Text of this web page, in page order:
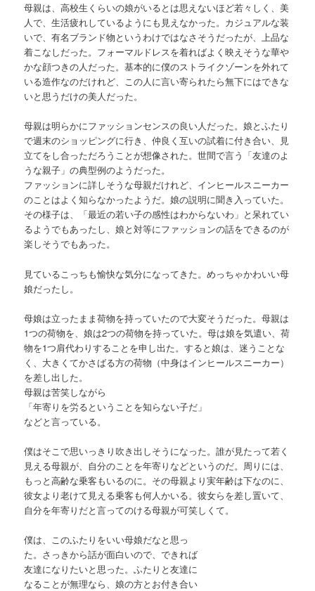
母親は、高校生くらいの娘がいるとは思えないほど若々しく、美
人で、生活疲れしているようにも見えなかった。カジュアルな装
いで、有名ブランド物というわけではなさそうだったが、上品な
着こなしだった。フォーマルドレスを着ればよく映えそうな華や
かな顔つきの人だった。基本的に僕のストライクゾーンを外れて
いる造作なのだけれど、この人に言い寄られたら無下にはできな
いと思うだけの美人だった。
母親は明らかにファッションセンスの良い人だった。娘とふたり
で週末のショッピングに行き、仲良く互いの試着に付き合い、見
立てをし合っただろうことが想像された。世間で言う「友達のよ
うな親子」の典型例のようだった。
ファッションに詳しそうな母親だけれど、インヒールスニーカー
のことはよく知らなかったようだ。娘の説明に聞き入っていた。
その様子は、「最近の若い子の感性はわからないわ」と呆れてい
るようでもあったし、娘と対等にファッションの話をできるのが
楽しそうでもあった。
見ているこっちも愉快な気分になってきた。めっちゃかわいい母
娘だったし。
母娘は立ったまま荷物を持っていたので大変そうだった。母親は
1つの荷物を、娘は2つの荷物を持っていた。母は娘を気遣い、荷
物を1つ肩代わりすることを申し出た。すると娘は、迷うことな
く、大きくてかさばる方の荷物（中身はインヒールスニーカー）
を差し出した。
母親は苦笑しながら
「年寄りを労るということを知らない子だ」
などと言っている。
僕はそこで思いっきり吹き出しそうになった。誰が見たって若く
見える母親が、自分のことを年寄りなどというのだ。周りには、
もっと高齢な乗客もいるのに。その母親より実年齢は下なのに、
彼女より老けて見える乗客も何人かいる。彼女らを差し置いて、
自分を年寄りだと言ってのける母親が可笑しくて。
僕は、このふたりをいい母娘だなと思っ
た。さっきから話が面白いので、できれば
友達になりたいと思った。ふたりと友達に
なることが無理なら、娘の方とお付き合い